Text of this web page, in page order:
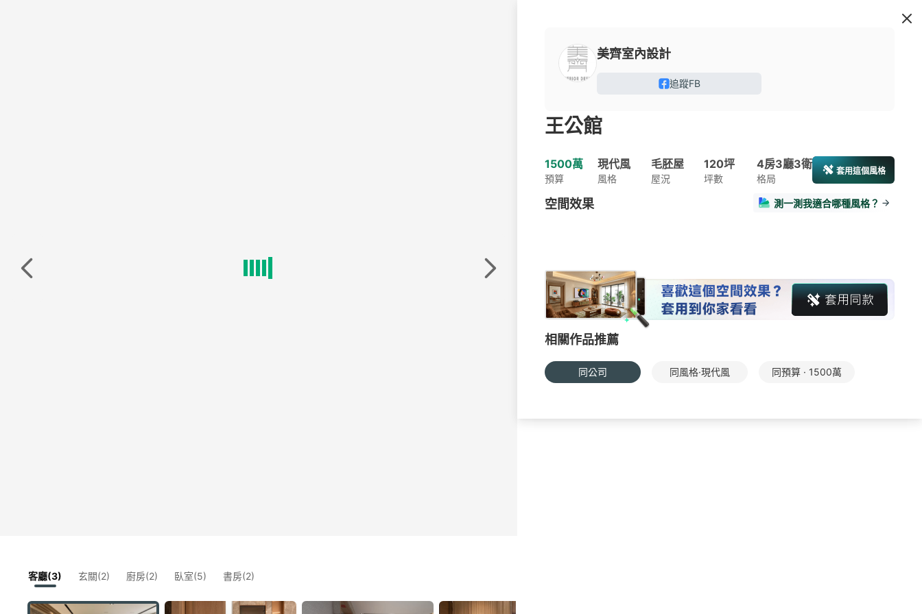
客廳(3) 玄關(2) 廚房(2) 臥室(5) 書房(2)
美齊室內設計
追蹤FB
王公館
1500萬
預算
現代風
風格
毛胚屋
屋況
120坪
坪數
4房3廳3衛
格局
套用這個風格
空間效果 測一測我適合哪種風格？
相關作品推薦
同公司 同風格·現代風 同預算 · 1500萬